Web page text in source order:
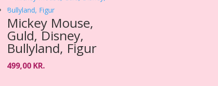
Mickey Mouse,
Guld, Disney,
Bullyland, Figur
499,00 KR.